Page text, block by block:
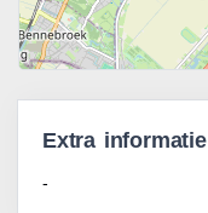
Extra informatie
-